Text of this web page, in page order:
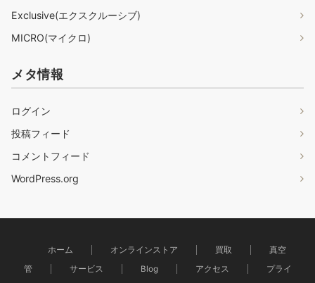
Exclusive(エクスクルーシブ)
MICRO(マイクロ)
メタ情報
ログイン
投稿フィード
コメントフィード
WordPress.org
ホーム オンラインストア 買取
真空
管
サービス Blog アクセス プライ